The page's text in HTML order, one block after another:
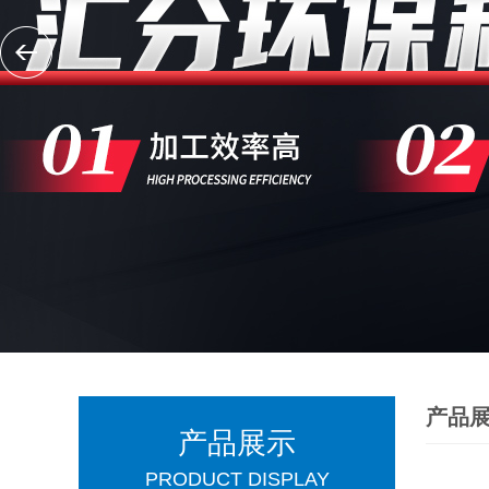
产品展示
PRODUCT DISPLAY
产品